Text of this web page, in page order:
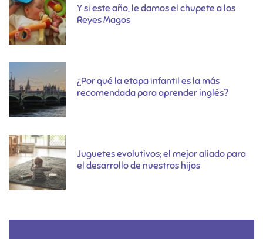
Y si este año, le damos el chupete a los
Reyes Magos
¿Por qué la etapa infantil es la más
recomendada para aprender inglés?
Juguetes evolutivos; el mejor aliado para
el desarrollo de nuestros hijos